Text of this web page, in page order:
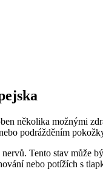
několika možnými
podrážděním
Tento stav může
nebo potížích s